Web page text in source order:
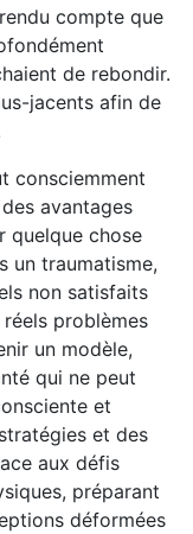
compte que
de rebondir.
jacents afin de
consciemment
avantages
quelque chose
un traumatisme,
non satisfaits
réels problèmes
un modèle,
qui ne peut
et
et des
aux défis
préparant
déformées